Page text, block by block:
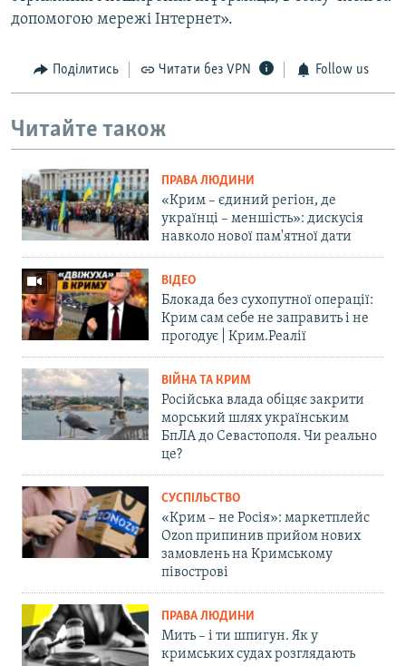
допомогою мережі Інтернет».
Поділитись Читати без VPN Follow us
Читайте також
ПРАВА ЛЮДИНИ
«Крим – єдиний регіон, де
українці – меншість»: дискусія
навколо нової пам'ятної дати
ВІДЕО
Блокада без сухопутної операції:
Крим сам себе не заправить і не
прогодує | Крим.Реалії
ВІЙНА ТА КРИМ
Російська влада обіцяє закрити
морський шлях українським
БпЛА до Севастополя. Чи реально
це?
СУСПІЛЬСТВО
«Крим – не Росія»: маркетплейс
Ozon припинив прийом нових
замовлень на Кримському
півострові
ПРАВА ЛЮДИНИ
Мить – і ти шпигун. Як у
кримських судах розглядають